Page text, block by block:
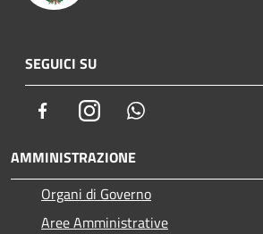
SEGUICI SU
FacebookInstagram
AMMINISTRAZIONE
Organi di Governo
Aree Amministrative